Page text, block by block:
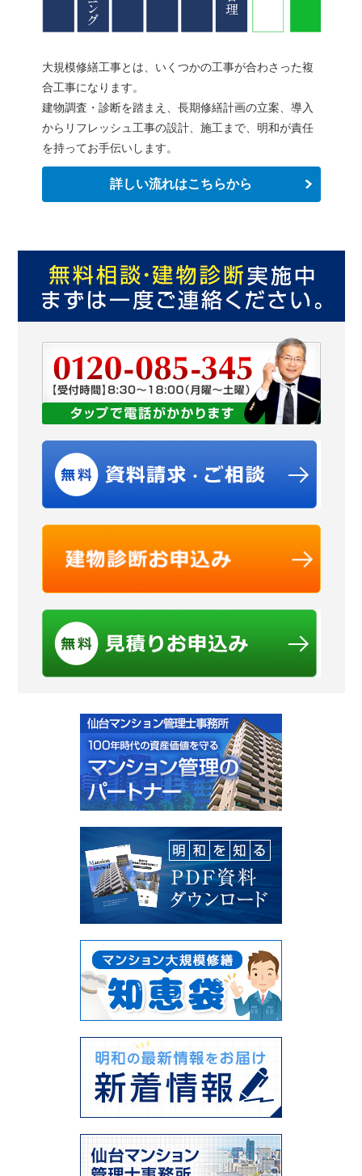
大規模修繕工事とは、いくつかの工事が合わさった複
合工事になります。
建物調査・診断を踏まえ、長期修繕計画の立案、導入
からリフレッシュ工事の設計、施工まで、明和が責任
を持ってお手伝いします。
詳しい流れはこちらから